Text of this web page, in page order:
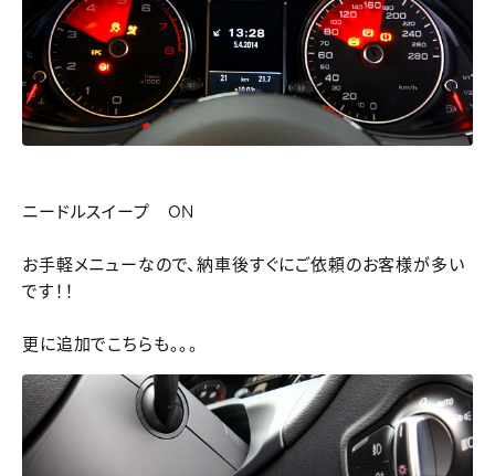
ニードルスイープ ON
お手軽メニューなので、納車後すぐにご依頼のお客様が多い
です！！
更に追加でこちらも。。。